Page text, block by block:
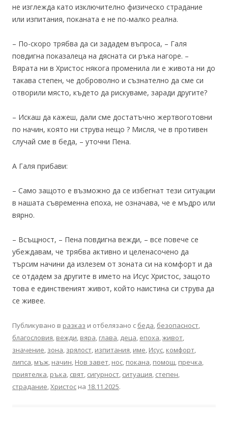
не изглежда като изключително физическо страдание
или изпитания, поканата е не по-малко реална.
– По-скоро трябва да си зададем въпроса, – Галя
повдигна показалеца на дясната си ръка нагоре. –
Вярата ни в Христос някога променила ли е живота ни до
такава степен, че доброволно и съзнателно да сме си
отворили място, където да рискуваме, заради другите?
– Искаш да кажеш, дали сме достатъчно жертвоготовни
по начин, която ни струва нещо ? Мисля, че в противен
случай сме в беда, – уточни Пена.
А Галя прибави:
– Само защото е възможно да се избегнат тези ситуации
в нашата съвременна епоха, не означава, че е мъдро или
вярно.
– Всъщност, – Пена повдигна вежди, – все повече се
убеждавам, че трябва активно и целенасочено да
търсим начини да излезем от зоната си на комфорт и да
се отдадем за другите в името на Исус Христос, защото
това е единственият живот, който наистина си струва да
се живее.
Публикувано в разказ и отбелязано с беда, безопасност,
благословия, вежди, вяра, глава, деца, епоха,живот,
значение, зона, зрялост, изпитания, име, Исус, комфорт,
липса, мъж, начин, Нов завет, нос, покана, помощ, пречка,
приятелка, ръка, свят, сигурност, ситуация, степен,
страдание,Христос на 18.11.2025.